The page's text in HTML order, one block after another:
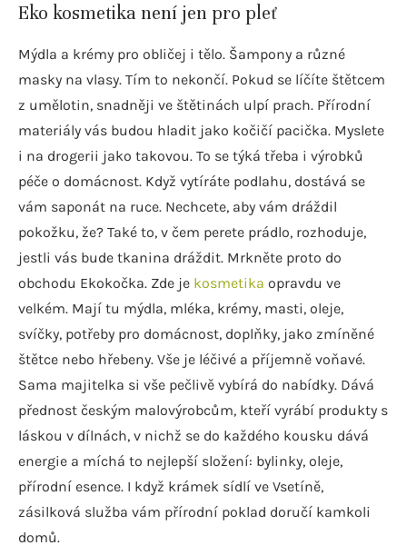
Eko kosmetika není jen pro pleť
Mýdla a krémy pro obličej i tělo. Šampony a různé
masky na vlasy. Tím to nekončí. Pokud se líčíte štětcem
z umělotin, snadněji ve štětinách ulpí prach. Přírodní
materiály vás budou hladit jako kočičí pacička. Myslete
i na drogerii jako takovou. To se týká třeba i výrobků
péče o domácnost. Když vytíráte podlahu, dostává se
vám saponát na ruce. Nechcete, aby vám dráždil
pokožku, že? Také to, v čem perete prádlo, rozhoduje,
jestli vás bude tkanina dráždit. Mrkněte proto do
obchodu Ekokočka. Zde je kosmetika opravdu ve
velkém. Mají tu mýdla, mléka, krémy, masti, oleje,
svíčky, potřeby pro domácnost, doplňky, jako zmíněné
štětce nebo hřebeny. Vše je léčivé a příjemně voňavé.
Sama majitelka si vše pečlivě vybírá do nabídky. Dává
přednost českým malovýrobcům, kteří vyrábí produkty s
láskou v dílnách, v nichž se do každého kousku dává
energie a míchá to nejlepší složení: bylinky, oleje,
přírodní esence. I když krámek sídlí ve Vsetíně,
zásilková služba vám přírodní poklad doručí kamkoli
domů.